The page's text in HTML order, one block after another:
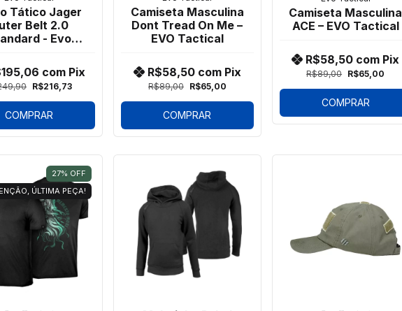
Tático Jager
Belt 2.0
- Evo
R$216,73
com Pix
COMPRAR
Camiseta Masculina
Dont Tread On Me –
EVO Tactical
R$89,00 R$65,00
R$58,50 com Pix
COMPRAR
Camiseta Masculina
ACE – EVO Tactical
R$89,00 R$65,00
R$58,50 com Pix
COMPRAR
27% OFF
ÚLTIMA PEÇA!